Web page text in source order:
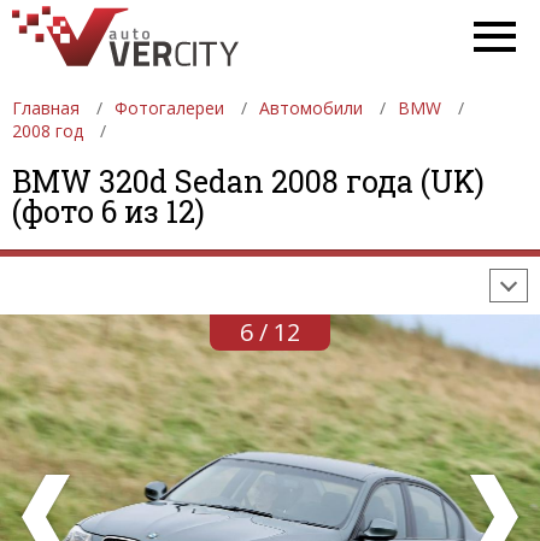
Главная Фотогалереи Автомобили
BMW
2008 год
BMW 320d Sedan 2008 года (UK)
(фото 6 из 12)
ФОТОГАЛЕРЕИ АВТОМОБИЛИ
ДЕВУШКИ
АВТОСАЛОНЫ
ФОРМУЛА-1
6 / 12